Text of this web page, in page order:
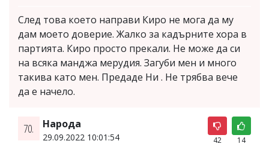
След това което направи Киро не мога да му
дам моето доверие. Жалко за кадърните хора в
партията. Киро просто прекали. Не може да си
на всяка манджа мерудия. Загуби мен и много
такива като мен. Предаде Ни . Не трябва вече
да е начело.
70. Народа
29.09.2022 10:01:54 42 14